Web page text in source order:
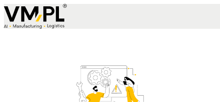
Skip to content